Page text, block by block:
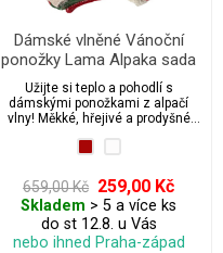
Dámské vlněné Vánoční
ponožky Lama Alpaka sada
3 páry
Užijte si teplo a pohodlí s
dámskými ponožkami z alpačí
vlny! Měkké, hřejivé a prodyšné
komfort a volnou cirkulaci krve.
Perfektní volba pro citlivou
pokožku.
659,00 Kč 259,00 Kč
Skladem > 5 a více ks
do st 12.8. u Vás
nebo ihned Praha-západ